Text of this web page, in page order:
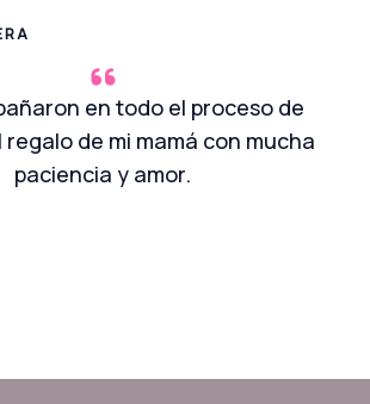
en todo el proceso de
regalo de mi mamá con mucha
paciencia y amor.